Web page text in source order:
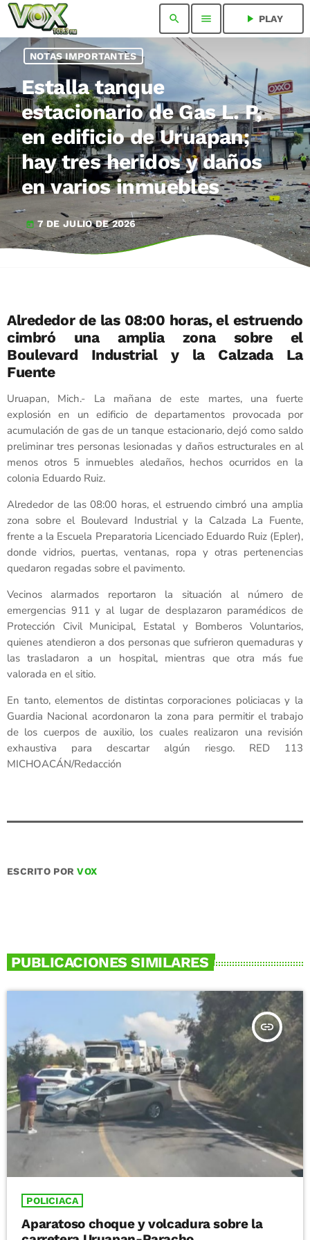
search menu play_arrow PLAY
NOTAS IMPORTANTES
Estalla tanque
estacionario de Gas L. P,
en edificio de Uruapan;
hay tres heridos y daños
en varios inmuebles
today 7 DE JULIO DE 2026
Alrededor de las 08:00 horas, el estruendo
cimbró una amplia zona sobre el
Boulevard Industrial y la Calzada La
Fuente
Uruapan, Mich.- La mañana de este martes, una fuerte
explosión en un edificio de departamentos provocada por
acumulación de gas de un tanque estacionario, dejó como saldo
preliminar tres personas lesionadas y daños estructurales en al
menos otros 5 inmuebles aledaños, hechos ocurridos en la
colonia Eduardo Ruiz.
Alrededor de las 08:00 horas, el estruendo cimbró una amplia
zona sobre el Boulevard Industrial y la Calzada La Fuente,
frente a la Escuela Preparatoria Licenciado Eduardo Ruiz (Epler),
donde vidrios, puertas, ventanas, ropa y otras pertenencias
quedaron regadas sobre el pavimento.
Vecinos alarmados reportaron la situación al número de
emergencias 911 y al lugar de desplazaron paramédicos de
Protección Civil Municipal, Estatal y Bomberos Voluntarios,
quienes atendieron a dos personas que sufrieron quemaduras y
las trasladaron a un hospital, mientras que otra más fue
valorada en el sitio.
En tanto, elementos de distintas corporaciones policiacas y la
Guardia Nacional acordonaron la zona para permitir el trabajo
de los cuerpos de auxilio, los cuales realizaron una revisión
exhaustiva para descartar algún riesgo. RED 113
MICHOACÁN/Redacción
ESCRITO PORVOX
PUBLICACIONES SIMILARES
insert_link
POLICIACA
Aparatoso choque y volcadura sobre la